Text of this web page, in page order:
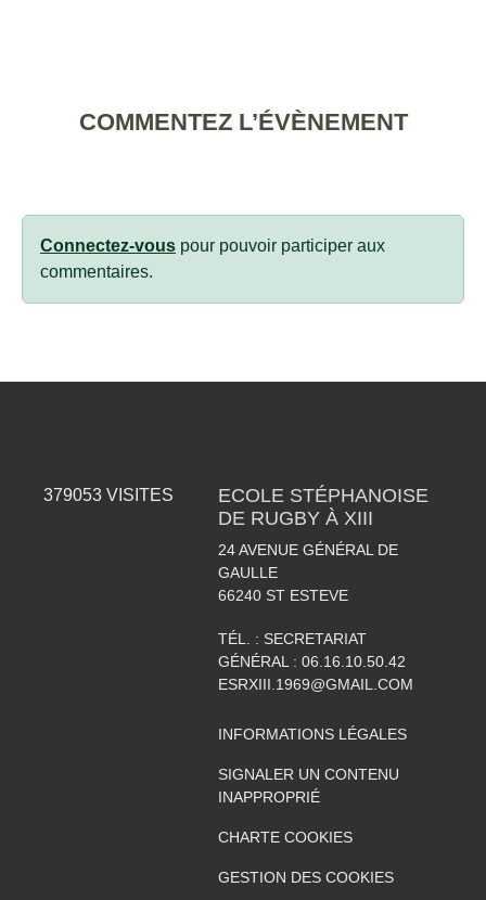
COMMENTEZ L’ÉVÈNEMENT
Connectez-vous pour pouvoir participer aux
commentaires.
379053 VISITES
ECOLE STÉPHANOISE
DE RUGBY À XIII
24 AVENUE GÉNÉRAL DE
GAULLE
66240 ST ESTEVE
TÉL. : SECRETARIAT
GÉNÉRAL : 06.16.10.50.42
ESRXIII.1969@GMAIL.COM
INFORMATIONS LÉGALES
SIGNALER UN CONTENU
INAPPROPRIÉ
CHARTE COOKIES
GESTION DES COOKIES